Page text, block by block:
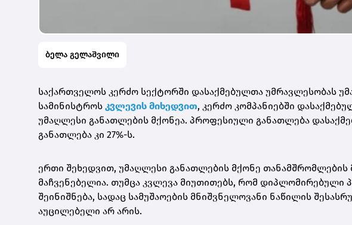
ბელა გელაშვილი
საქართველოს კერძო სექტორში დასაქმებულთა უმრავლესობას
სამინისტროს კვლევის მიხედვით, კერძო კომპანიებში
უმაღლესი განათლების მქონეა. პროფესიული განათლება
განათლება კი 27%-ს.
ერთი შეხედვით, უმაღლესი განათლების მქონე
მაჩვენებელია. თუმცა კვლევა მიუთითებს, რომ დიპლომირებული
შეინიშნება, სადაც სამუშაოების მნიშვნელოვანი ნაწილის
აუცილებელი არ არის.